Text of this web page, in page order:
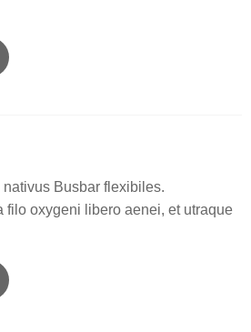
العربية
Indonesia
Busbar flexibiles.
filo oxygeni libero aenei, et utraque